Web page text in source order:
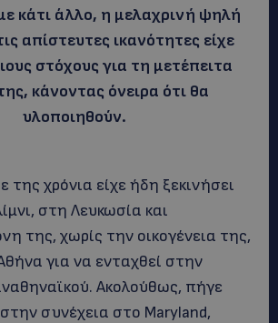
κάτι άλλο, η μελαχρινή ψηλή
απίστευτες ικανότητες είχε
στόχους για τη μετέπειτα
κάνοντας όνειρα ότι θα
υλοποιηθούν.
της χρόνια είχε ήδη ξεκινήσει
στη Λευκωσία και
της, χωρίς την οικογένεια της,
για να ενταχθεί στην
Ακολούθως, πήγε
συνέχεια στο Maryland,